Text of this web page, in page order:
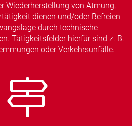
Wiederherstellung von Atmung,
dienen und/oder Befreien
durch technische
Tätigkeitsfelder hierfür sind z. B.
oder Verkehrsunfälle.